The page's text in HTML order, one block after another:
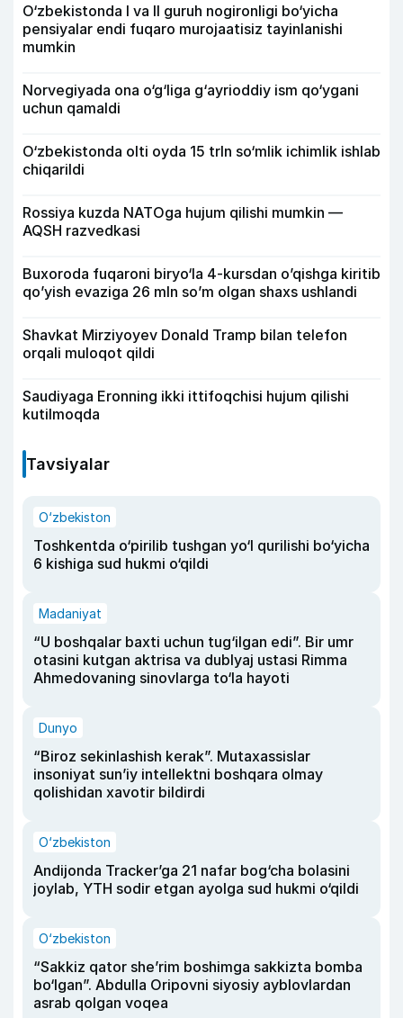
O‘zbekistonda I va II guruh nogironligi bo‘yicha
pensiyalar endi fuqaro murojaatisiz tayinlanishi
mumkin
Norvegiyada ona o‘g‘liga g‘ayrioddiy ism qo‘ygani
uchun qamaldi
O‘zbekistonda olti oyda 15 trln so‘mlik ichimlik ishlab
chiqarildi
Rossiya kuzda NATOga hujum qilishi mumkin —
AQSH razvedkasi
Buxoroda fuqaroni biryo‘la 4-kursdan o’qishga kiritib
qo’yish evaziga 26 mln so’m olgan shaxs ushlandi
Shavkat Mirziyoyev Donald Tramp bilan telefon
orqali muloqot qildi
Saudiyaga Eronning ikki ittifoqchisi hujum qilishi
kutilmoqda
Tavsiyalar
O‘zbekiston
Toshkentda o‘pirilib tushgan yo‘l qurilishi bo‘yicha
6 kishiga sud hukmi o‘qildi
Madaniyat
“U boshqalar baxti uchun tug‘ilgan edi”. Bir umr
otasini kutgan aktrisa va dublyaj ustasi Rimma
Ahmedovaning sinovlarga to‘la hayoti
Dunyo
“Biroz sekinlashish kerak”. Mutaxassislar
insoniyat sun’iy intellektni boshqara olmay
qolishidan xavotir bildirdi
O‘zbekiston
Andijonda Tracker’ga 21 nafar bog‘cha bolasini
joylab, YTH sodir etgan ayolga sud hukmi o‘qildi
O‘zbekiston
“Sakkiz qator she’rim boshimga sakkizta bomba
bo‘lgan”. Abdulla Oripovni siyosiy ayblovlardan
asrab qolgan voqea